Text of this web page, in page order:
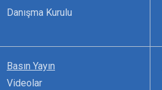
Danışma Kurulu
Basın Yayın
Videolar